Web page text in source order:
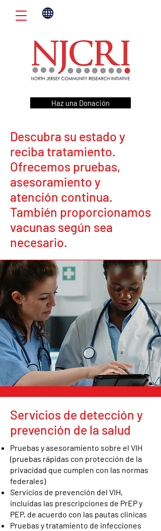
Haz una Donación
Descubra su estado y
reciba tratamiento.
Ofrecemos pruebas,
asesoramiento y
atención continua.
También proporcionamos
vacunas según sea
necesario.
Servicios de detección y
prevención de la salud
Pruebas y asesoramiento sobre el VIH
(pruebas rápidas con protección de la
privacidad que cumplen con las normas
federales)
Servicios de prevención del VIH,
incluidas las prescripciones de PrEP y
PEP, de acuerdo con las pautas clínicas
Pruebas y tratamiento de infecciones